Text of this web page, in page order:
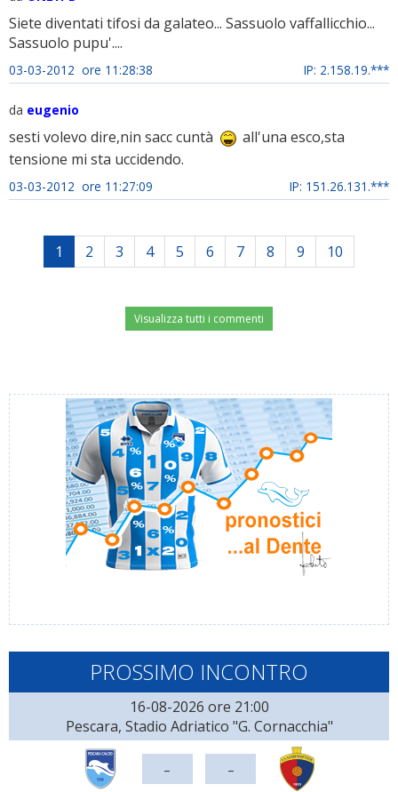
Siete diventati tifosi da galateo... Sassuolo vaffallicchio...
Sassuolo pupu'....
03-03-2012 ore 11:28:38 IP: 2.158.19.***
da eugenio
sesti volevo dire,nin sacc cuntà
all'una esco,sta
tensione mi sta uccidendo.
03-03-2012 ore 11:27:09 IP: 151.26.131.***
1 2 3 4 5 6 7 8 9 10
Visualizza tutti i commenti
PROSSIMO INCONTRO
16-08-2026 ore 21:00
Pescara, Stadio Adriatico "G. Cornacchia"
- -